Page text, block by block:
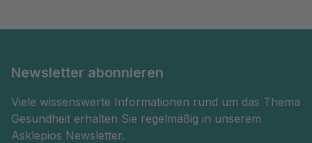
Newsletter abonnieren
Viele wissenswerte Informationen rund um das Thema
Gesundheit erhalten Sie regelmäßig in unserem
Asklepios Newsletter.